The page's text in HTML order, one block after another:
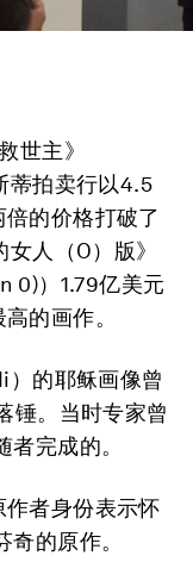
世主》
蒂拍卖行以4.5
的价格打破了
人（O）版》
0)）1.79亿美元
的画作。
的耶稣画像曾
锤。当时专家曾
完成的。
者身份表示怀
的原作。